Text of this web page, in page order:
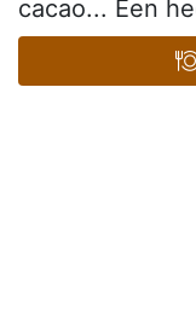
cacao... Een